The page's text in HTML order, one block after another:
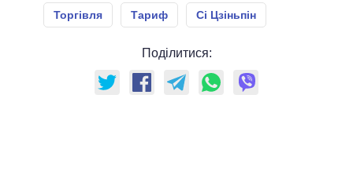
Торгівля Тариф Сі Цзіньпін
Поділитися: